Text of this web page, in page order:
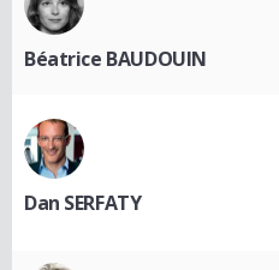
Béatrice BAUDOUIN
Dan SERFATY